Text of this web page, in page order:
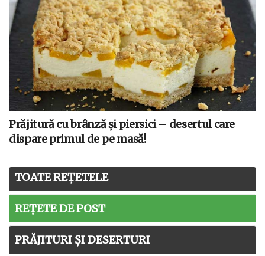
Prăjitură cu brânză și piersici – desertul care
dispare primul de pe masă!
TOATE REȚETELE
REȚETE DE POST
PRĂJITURI ȘI DESERTURI